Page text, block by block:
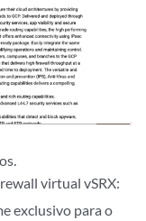
virtual vSRX:
exclusivo para o